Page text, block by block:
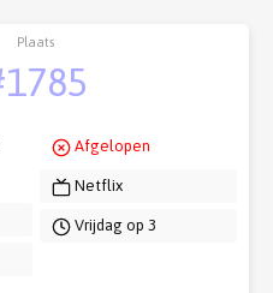
Plaats
Afgelopen
Netflix
Vrijdag op 3